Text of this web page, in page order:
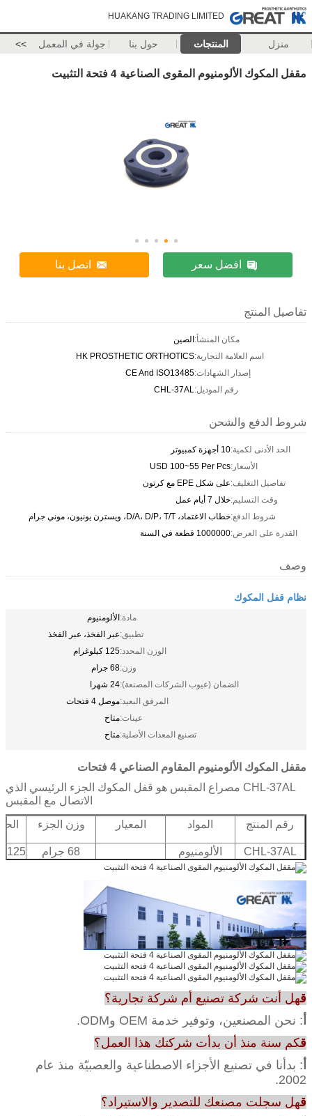
HUAKANG TRADING LIMITED
منزل المنتجات حول بنا جولة في المعمل >>
مقفل المكوك الألومنيوم المقوى الصناعية 4 فتحة التثبيت
افضل سعر اتصل بنا
تفاصيل المنتج
مكان المنشأ:الصين
اسم العلامة التجارية:HK PROSTHETIC ORTHOTICS
إصدار الشهادات:CE And ISO13485
رقم الموديل:CHL-37AL
شروط الدفع والشحن
الحد الأدنى لكمية:10 أجهزة كمبيوتر
الأسعار:USD 100~55 Per Pcs
تفاصيل التغليف:على شكل EPE مع كرتون
وقت التسليم:خلال 7 أيام عمل
شروط الدفع:خطاب الاعتماد، D/A، D/P، T/T، ويسترن يونيون، موني جرام
القدرة على العرض:1000000 قطعة في السنة
وصف
نظام قفل المكوك
مادة:الألومنيوم
تطبيق:عبر الفخذ، عبر الفخذ
الوزن المحدد:125 كيلوغرام
وزن:68 جرام
الضمان (عيوب الشركات المصنعة):24 شهرا
المرفق البعيد:موصل 4 فتحات
عينات:متاح
تصنيع المعدات الأصلية:متاح
مقفل المكوك الألومنيوم المقاوم الصناعي 4 فتحات
CHL-37AL مصراع المقبس هو قفل المكوك الجزء الرئيسي الذي
الاتصال مع المقبس
رقم المنتج
المواد المعيار وزن الجزء
CHL-37AL
الألومنيوم
68 جرام
قهل أنت شركة تصنيع أم شركة تجارية؟
أ: نحن المصنعين، وتوفير خدمة OEM وODM.
قكم سنة منذ أن بدأت شركتك هذا العمل؟
أ: بدأنا في تصنيع الأجزاء الاصطناعية والعصبيّة منذ عام
2002.
قهل سجلت مصنعك للتصدير والاستيراد؟